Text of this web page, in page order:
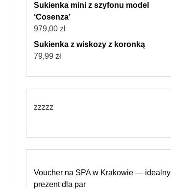
Sukienka mini z szyfonu model
‘Cosenza’
979,00 zł
Sukienka z wiskozy z koronką
79,99 zł
zzzzz
Voucher na SPA w Krakowie — idealny
prezent dla par